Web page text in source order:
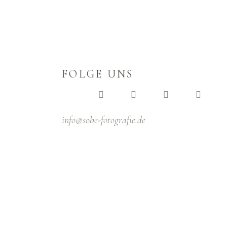
FOLGE UNS
info@sobe-fotografıe.de